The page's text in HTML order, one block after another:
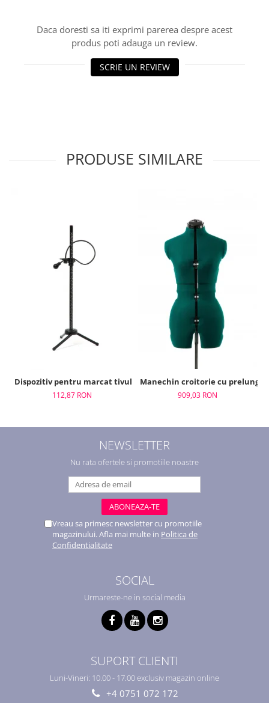
Daca doresti sa iti exprimi parerea despre acest
produs poti adauga un review.
SCRIE UN REVIEW
PRODUSE SIMILARE
Dispozitiv pentru marcat tivul, Adjustoform, FG515
112,87 RON
Manechin croitorie cu
909,03 RON
NEWSLETTER
Nu rata ofertele si promotiile noastre
Vreau sa primesc newsletter cu promotiile
magazinului. Afla mai multe in Politica de
Confidentialitate
SOCIAL
Urmareste-ne in social media
SUPORT CLIENTI
Luni-Vineri: 10.00 - 17.00 exclusiv magazin online
+4 0751 072 172